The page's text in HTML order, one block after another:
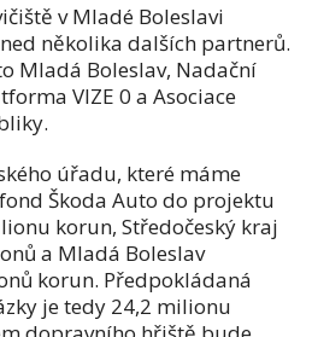
v Mladé Boleslavi
několika dalších partnerů.
Mladá Boleslav, Nadační
VIZE 0 a Asociace
úřadu, které máme
Škoda Auto do projektu
korun, Středočeský kraj
a Mladá Boleslav
korun. Předpokládaná
je tedy 24,2 milionu